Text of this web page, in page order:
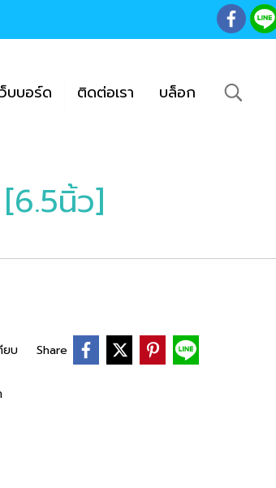
บบอร์ด ติดต่อเรา บล็อก
นิ้ว]
ยบ Share